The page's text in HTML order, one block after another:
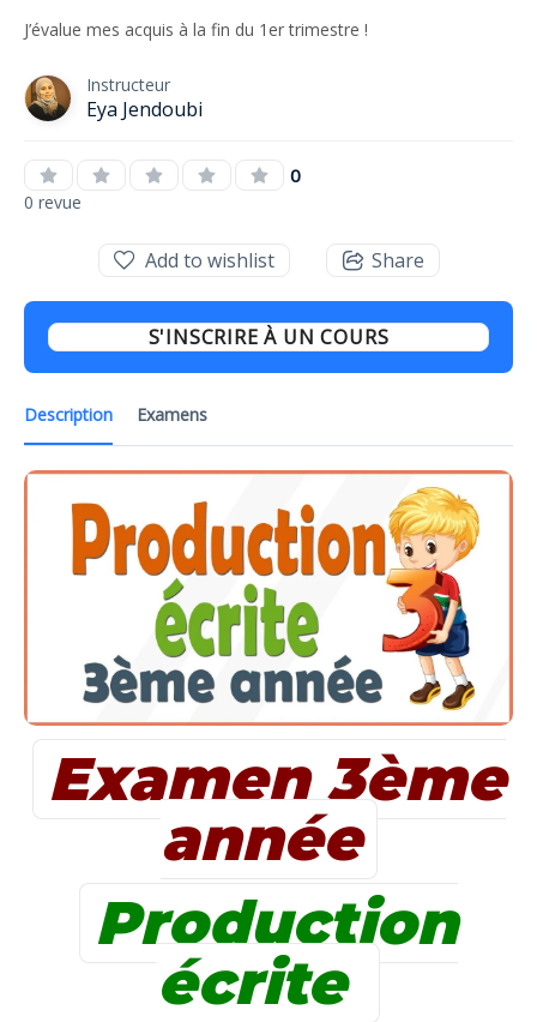
J’évalue mes acquis à la fin du 1er trimestre !
Instructeur
Eya Jendoubi
0
0 revue
Description Examens
Examen 3ème
année
Production
écrite
Add to wishlist Share
S'INSCRIRE À UN COURS